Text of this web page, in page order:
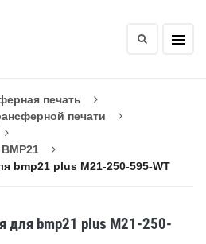
печать
печати
bmp21 plus M21-250-595-WT
для bmp21 plus M21-250-